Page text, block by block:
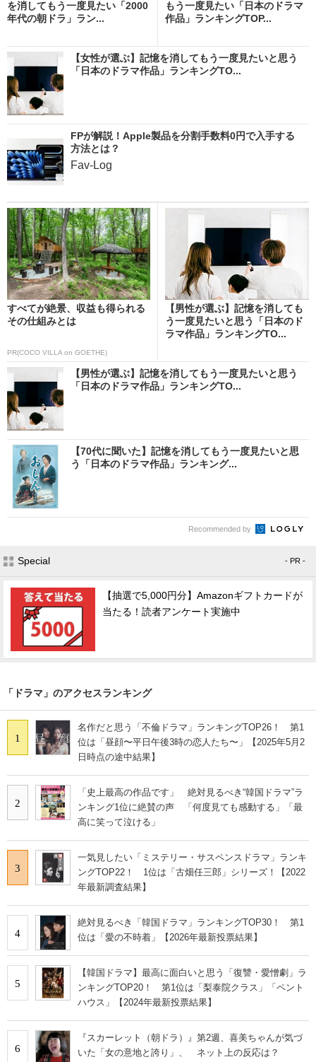
を消してもう一度見たい「2000
年代の朝ドラ」ラン...
もう一度見たい「日本のドラマ
作品」ランキングTOP...
【女性が選ぶ】記憶を消してもう一度見たいと思う
「日本のドラマ作品」ランキングTO...
FPが解説！Apple製品を分割手数料0円で入手する
方法とは？
Fav-Log
すべてが絶景、収益も得られる
その仕組みとは
PR(COCO VILLA on GOETHE)
【男性が選ぶ】記憶を消しても
う一度見たいと思う「日本のド
ラマ作品」ランキングTO...
【男性が選ぶ】記憶を消してもう一度見たいと思う
「日本のドラマ作品」ランキングTO...
【70代に聞いた】記憶を消してもう一度見たいと思
う「日本のドラマ作品」ランキング...
Recommended by
Special - PR -
【抽選で5,000円分】Amazonギフトカードが
当たる！読者アンケート実施中
「ドラマ」のアクセスランキング
1
名作だと思う「不倫ドラマ」ランキングTOP26！ 第1
位は「昼顔〜平日午後3時の恋人たち〜」【2025年5月2
日時点の途中結果】
2
「史上最高の作品です」 絶対見るべき“韓国ドラマ”ラ
ンキング1位に絶賛の声 「何度見ても感動する」「最
高に笑って泣ける」
3
一気見したい「ミステリー・サスペンスドラマ」ランキ
ングTOP22！ 1位は「古畑任三郎」シリーズ！【2022
年最新調査結果】
4
絶対見るべき「韓国ドラマ」ランキングTOP30！ 第1
位は「愛の不時着」【2026年最新投票結果】
5
【韓国ドラマ】最高に面白いと思う「復讐・愛憎劇」ラ
ンキングTOP20！ 第1位は「梨泰院クラス」「ペント
ハウス」【2024年最新投票結果】
6
『スカーレット（朝ドラ）』第2週、喜美ちゃんが気づ
いた「女の意地と誇り」、 ネット上の反応は？